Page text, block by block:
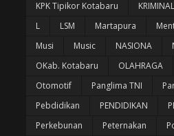
KPK Tipikor Kotabaru
KRIMINAL
L
LSM Martapura
Musi
Music NASIONA
OKab. Kotabaru
OLAHRAGA
Otomotif
Panglima TNI
Pebdidikan
PENDIDIKAN
Perkebunan
Peternakan